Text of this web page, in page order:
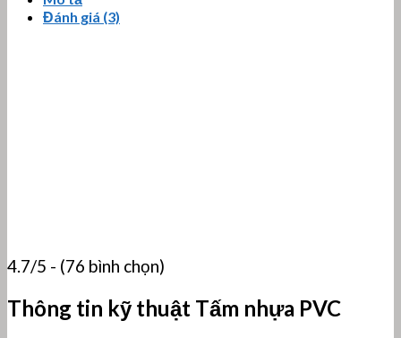
Đánh giá (3)
4.7/5 - (76 bình chọn)
Thông tin kỹ thuật Tấm nhựa PVC